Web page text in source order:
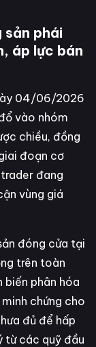
sản phái
áp lực bán
04/06/2026
vào nhóm
chiều, đồng
đoạn cơ
đang
vùng giá
đóng cửa tại
trên toàn
biến phân hóa
chứng cho
đủ để hấp
từ các quỹ đầu